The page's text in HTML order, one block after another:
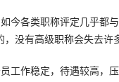
各类职称评定几乎都与
，没有高级职称会失去
作稳定，待遇较高，压